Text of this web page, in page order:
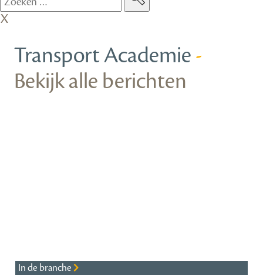
Transport Academie-
Bekijk alle berichten
In de branche